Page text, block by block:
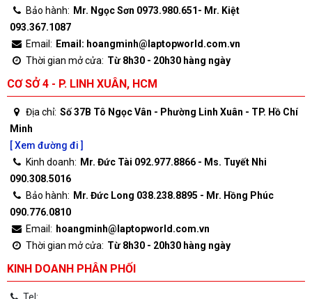
Bảo hành: Mr. Ngọc Sơn 0973.980.651- Mr. Kiệt
093.367.1087
Email: Email: hoangminh@laptopworld.com.vn
Thời gian mở cửa: Từ 8h30 - 20h30 hàng ngày
CƠ SỞ 4 - P. LINH XUÂN, HCM
Địa chỉ: Số 37B Tô Ngọc Vân - Phường Linh Xuân - TP. Hồ Chí
Minh
[ Xem đường đi ]
Kinh doanh: Mr. Đức Tài 092.977.8866 - Ms. Tuyết Nhi
090.308.5016
Bảo hành: Mr. Đức Long 038.238.8895 - Mr. Hồng Phúc
090.776.0810
Email: hoangminh@laptopworld.com.vn
Thời gian mở cửa: Từ 8h30 - 20h30 hàng ngày
KINH DOANH PHÂN PHỐI